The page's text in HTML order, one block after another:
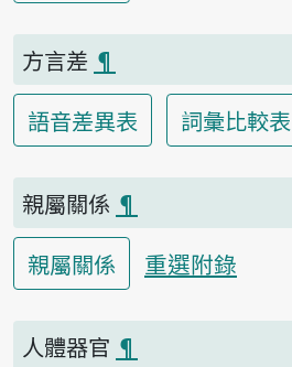
方言差 ¶
語音差異表
詞彙比較表
親屬關係 ¶
親屬關係
重選附錄
人體器官 ¶